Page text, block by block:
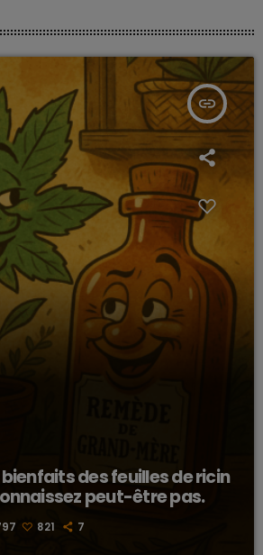
insert_link
des feuilles de ricin
peut-être pas.
821 7